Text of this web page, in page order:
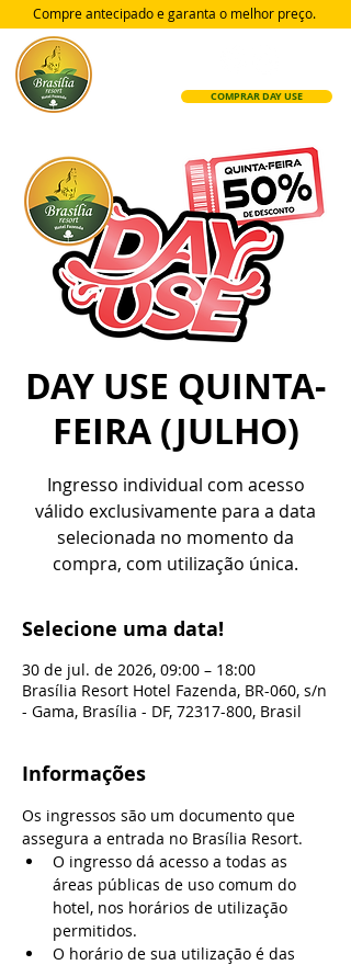
COMPRAR DAY USE
Compre antecipado e garanta o melhor preço.
DAY USE QUINTA-
FEIRA (JULHO)
Ingresso individual com acesso
válido exclusivamente para a data
selecionada no momento da
compra, com utilização única.
Selecione uma data!
30 de jul. de 2026, 09:00 – 18:00
Brasília Resort Hotel Fazenda, BR-060, s/n
- Gama, Brasília - DF, 72317-800, Brasil
Informações
Os ingressos são um documento que
assegura a entrada no Brasília Resort.
O ingresso dá acesso a todas as
áreas públicas de uso comum do
hotel, nos horários de utilização
permitidos.
O horário de sua utilização é das